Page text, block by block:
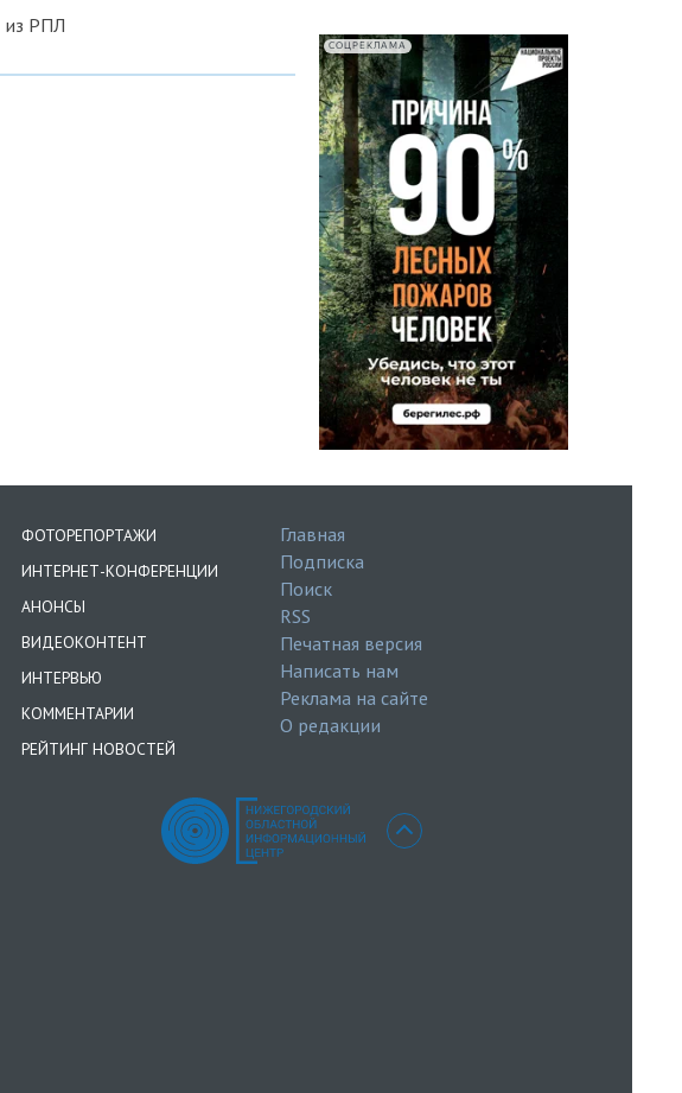
из РПЛ
СОЦРЕКЛАМА
ФОТОРЕПОРТАЖИ
ИНТЕРНЕТ-КОНФЕРЕНЦИИ
АНОНСЫ
ВИДЕОКОНТЕНТ
ИНТЕРВЬЮ
КОММЕНТАРИИ
РЕЙТИНГ НОВОСТЕЙ
Главная
Подписка
Поиск
RSS
Печатная версия
Написать нам
Реклама на сайте
О редакции